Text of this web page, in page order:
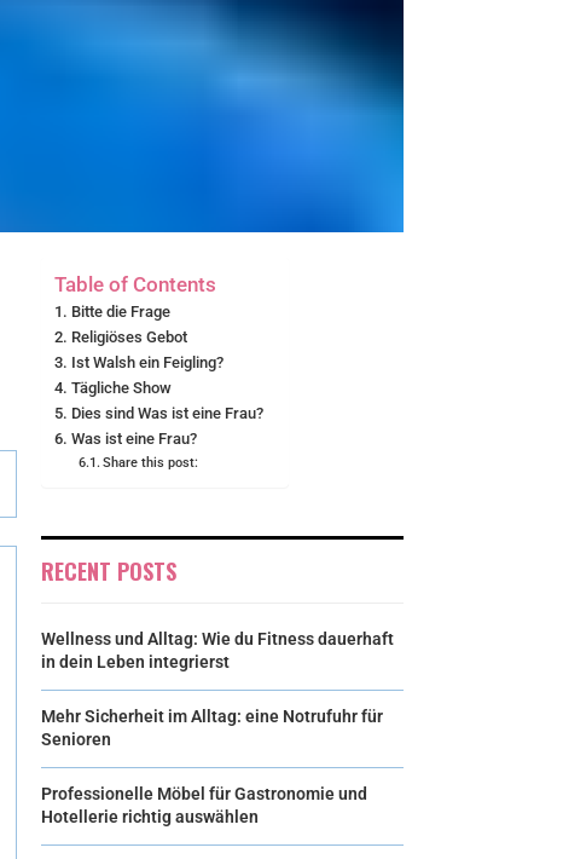
Table of Contents
Bitte die Frage
Religiöses Gebot
Ist Walsh ein Feigling?
Tägliche Show
Dies sind Was ist eine Frau?
Was ist eine Frau?
Share this post:
RECENT POSTS
Wellness und Alltag: Wie du Fitness dauerhaft
in dein Leben integrierst
Mehr Sicherheit im Alltag: eine Notrufuhr für
Senioren
Professionelle Möbel für Gastronomie und
Hotellerie richtig auswählen